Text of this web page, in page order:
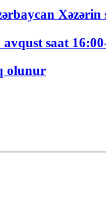
saat
olunur